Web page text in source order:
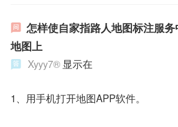
怎样使自家指路人地图标注服
地图上
Xyyy7® 显示在
1、用手机打开地图APP软件。